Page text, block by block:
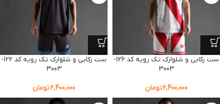
ست رکابی و شلوارک تک رویه کد 126-
3003
2,400,000تومان
ست رکابی و شلوارک تک رویه کد 122-
3003
2,400,000تومان